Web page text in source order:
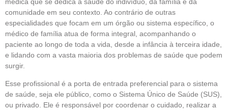
comunidade em seu contexto. Ao contrário de outras
especialidades que focam em um órgão ou sistema específico, o
médico de família atua de forma integral, acompanhando o
paciente ao longo de toda a vida, desde a infância à terceira idade,
e lidando com a vasta maioria dos problemas de saúde que podem
surgir.
Esse profissional é a porta de entrada preferencial para o sistema
de saúde, seja ele público, como o Sistema Único de Saúde (SUS),
ou privado. Ele é responsável por coordenar o cuidado, realizar a